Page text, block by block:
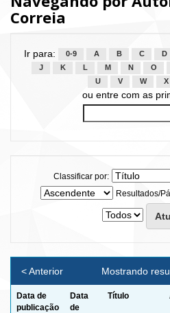
Correia
Ir para: 0-9 A B C D
J
K L M N O
U
V W X
ou entre com as
Classificar por:
Resultados/
Mostrando
< Anterior
Data de
publicação
Data
de
Título